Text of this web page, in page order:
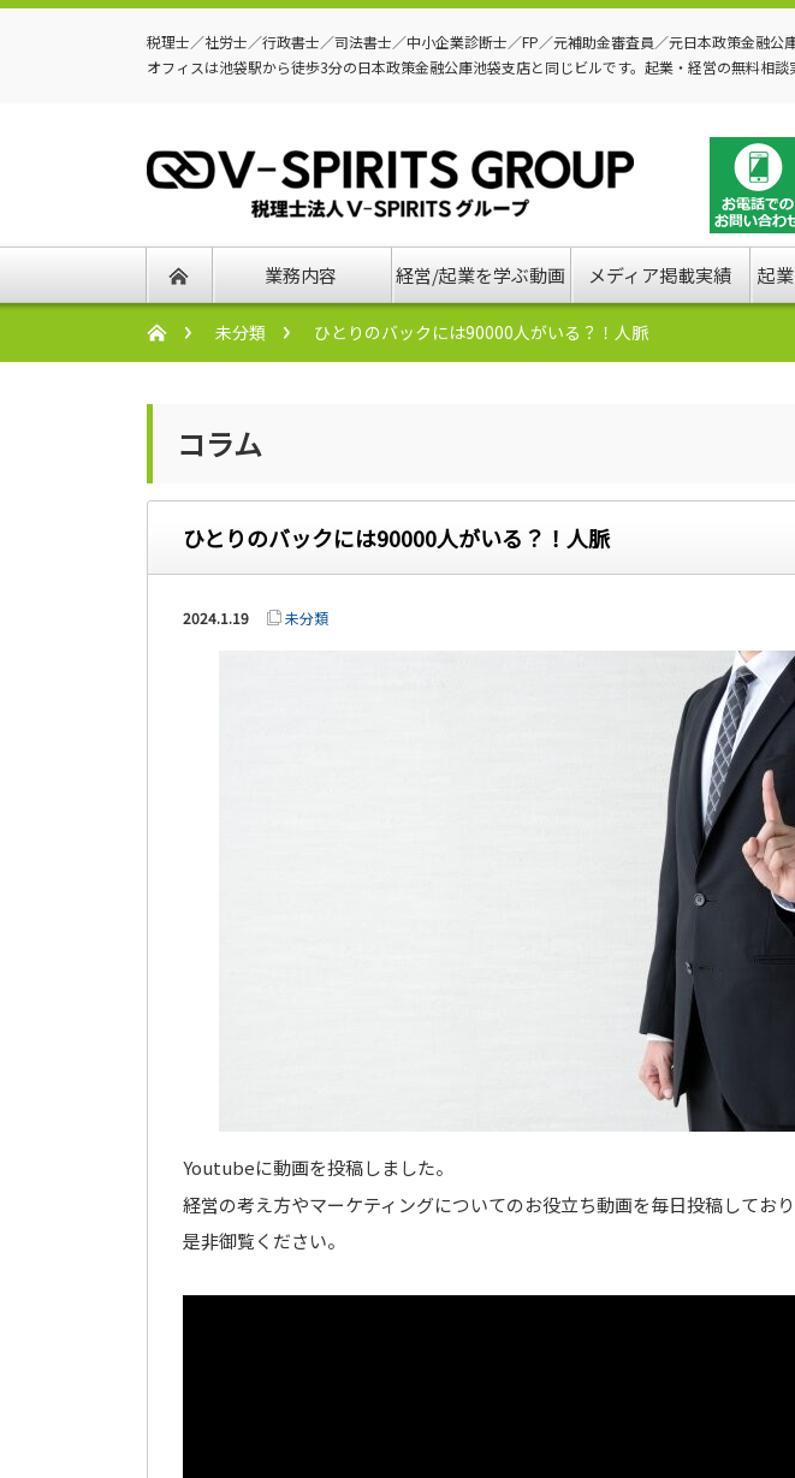
税理士／社労士／行政書士／司法書士／中小企業診断士／FP／元補助金審査員／元日本政策金融
オフィスは池袋駅から徒歩3分の日本政策金融公庫池袋支店と同じビルです。起業・経営の無料相談
業務内容 経営/起業を学ぶ動画 メディア掲載実績 起
未分類 ひとりのバックには90000人がいる？！人脈
コラム
ひとりのバックには90000人がいる？！人脈
2024.1.19 未分類
Youtubeに動画を投稿しました。
経営の考え方やマーケティングについてのお役立ち動画を毎日投稿しており
是非御覧ください。